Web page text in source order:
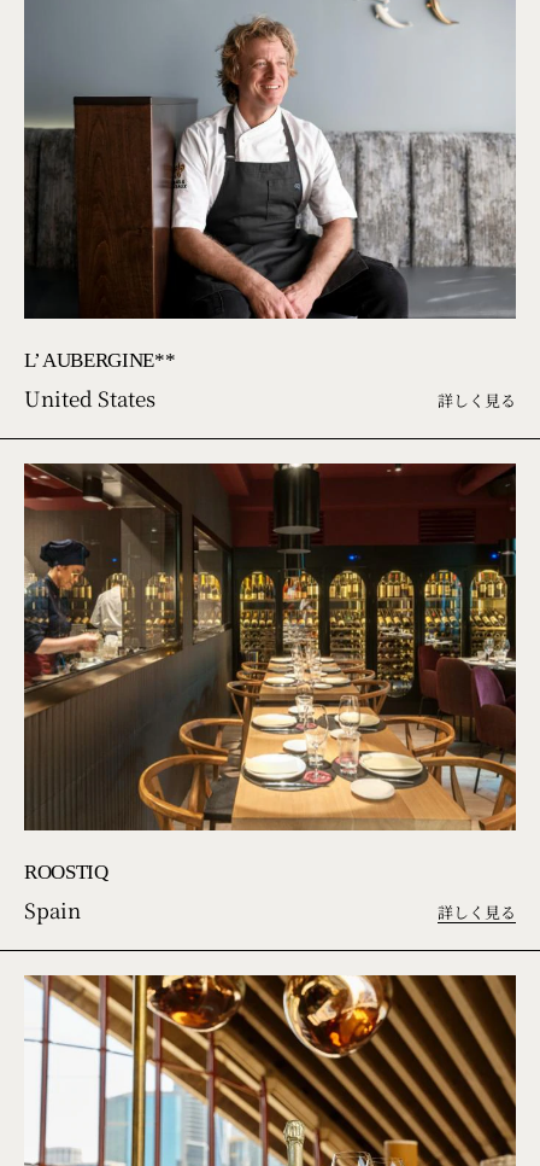
L’ AUBERGINE**
United States 詳しく見る
ROOSTIQ
Spain 詳しく見る